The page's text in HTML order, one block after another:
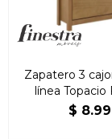
Zapatero 3
línea Topacio
Madera
$